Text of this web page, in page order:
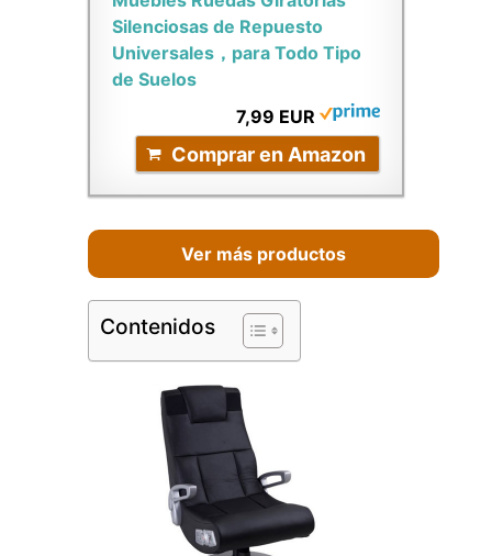
Silenciosas de Repuesto
Universales，para Todo Tipo
de Suelos
7,99 EUR
Comprar en Amazon
Ver más productos
Contenidos